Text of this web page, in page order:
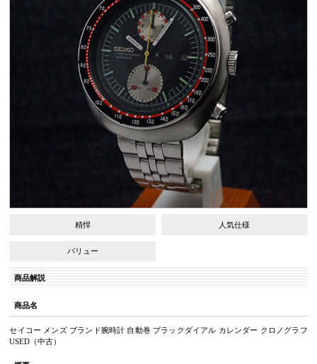
精悍 人気仕様
バリュー
商品解説
商品名
セイコー メンズ ブランド腕時計 自動巻 ブラックダイアル カレンダー クロノグラフ
USED（中古）